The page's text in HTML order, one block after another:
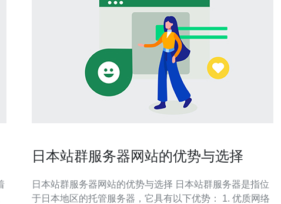
日本站群服务器网站的优势与选择
日本站群服务器网站的优势与选择 日本站群服务器是指位
于日本地区的托管服务器，它具有以下优势： 1. 优质网络